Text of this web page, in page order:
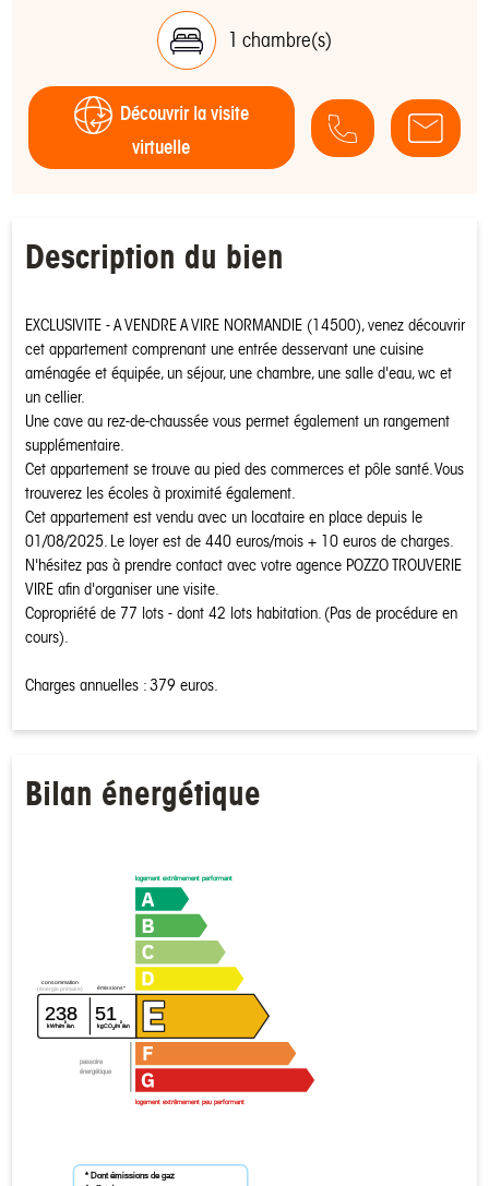
1 chambre(s)
Découvrir la visite
virtuelle
Description du bien
EXCLUSIVITE - A VENDRE A VIRE NORMANDIE (14500), venez découvrir
cet appartement comprenant une entrée desservant une cuisine
aménagée et équipée, un séjour, une chambre, une salle d'eau, wc et
un cellier.
Une cave au rez-de-chaussée vous permet également un rangement
supplémentaire.
Cet appartement se trouve au pied des commerces et pôle santé. Vous
trouverez les écoles à proximité également.
Cet appartement est vendu avec un locataire en place depuis le
01/08/2025. Le loyer est de 440 euros/mois + 10 euros de charges.
N'hésitez pas à prendre contact avec votre agence POZZO TROUVERIE
VIRE afin d'organiser une visite.
Copropriété de 77 lots - dont 42 lots habitation. (Pas de procédure en
cours).
Charges annuelles : 379 euros.
Bilan énergétique
passoire
énergétique
logement extrêmement performant
logement extrêmement peu performant
consommation
(énergie primaire)
238
kWh/m²/an
émissions*
51
kgCO2/m
²
/an
* Dont émissions de gaz